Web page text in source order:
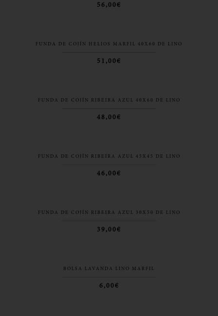
56,00€
FUNDA DE COJÍN HELIOS MARFIL 40X60 DE LINO
51,00€
FUNDA DE COJÍN RIBEIRA AZUL 40X60 DE LINO
48,00€
FUNDA DE COJÍN RIBEIRA AZUL 45X45 DE LINO
46,00€
FUNDA DE COJÍN RIBEIRA AZUL 30X50 DE LINO
39,00€
BOLSA LAVANDA LINO MARFIL
6,00€